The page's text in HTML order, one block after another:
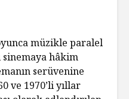
müzikle paralel
sinemaya hâkim
serüvenine
ve 1970’li yıllar